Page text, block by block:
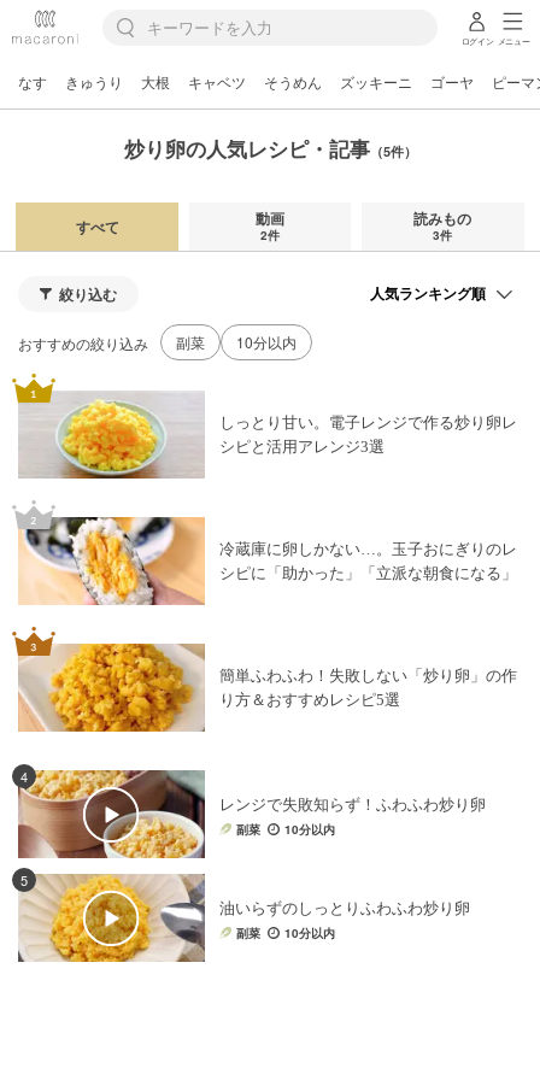
ログイン メニュー
なす きゅうり 大根 キャベツ そうめん ズッキーニ ゴーヤ ピーマ
炒り卵の人気レシピ・記事（5件）
すべて 動画
2件
読みもの
3件
絞り込む
おすすめの絞り込み 副菜 10分以内
しっとり甘い。電子レンジで作る炒り卵レ
シピと活用アレンジ3選
冷蔵庫に卵しかない…。玉子おにぎりのレ
シピに「助かった」「立派な朝食になる」
簡単ふわふわ！失敗しない「炒り卵」の作
り方＆おすすめレシピ5選
4
レンジで失敗知らず！ふわふわ炒り卵
副菜 10分以内
5
油いらずのしっとりふわふわ炒り卵
副菜 10分以内